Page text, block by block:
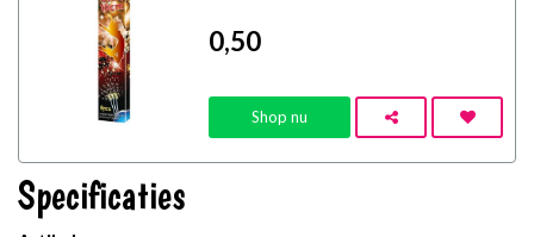
0,50
Shop nu
Specificaties